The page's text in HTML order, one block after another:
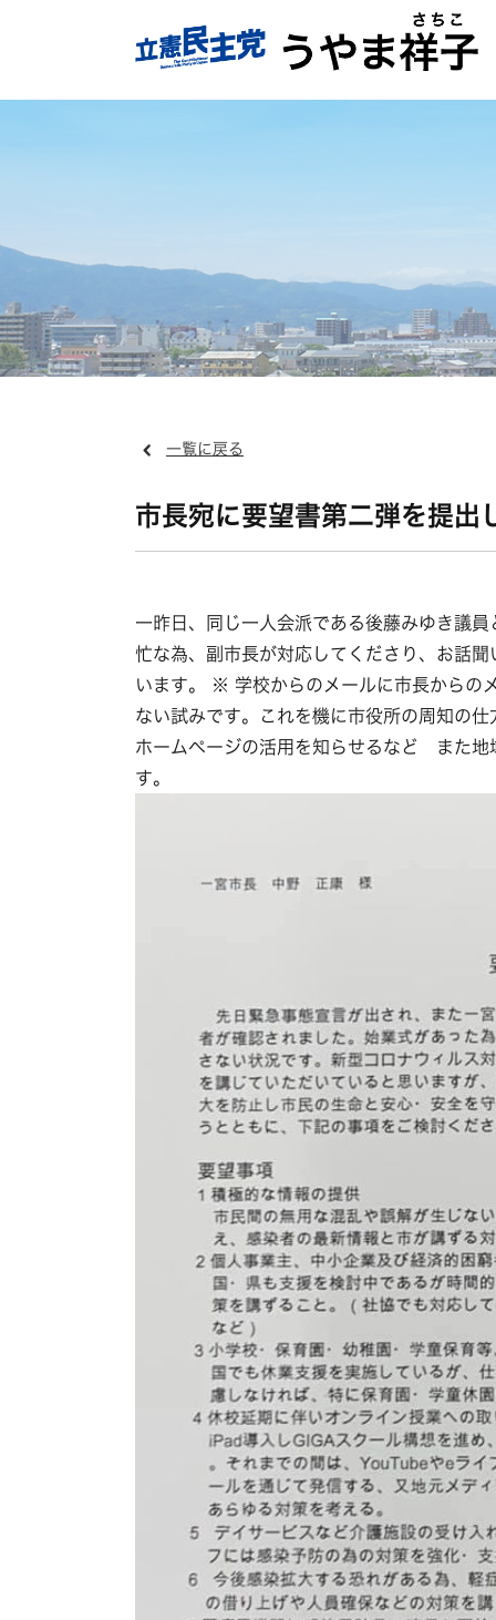
一覧に戻る
市長宛に要望書第二弾を提出
一昨日、同じ一人会派である後藤みゆき議
忙な為、副市長が対応してくださり、お話
います。 ※ 学校からのメールに市長からの
ない試みです。これを機に市役所の周知の
ホームページの活用を知らせるなど また地
す。